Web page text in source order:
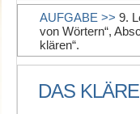
AUFGABE >> 9.
von Wörtern“,
klären“.
DAS